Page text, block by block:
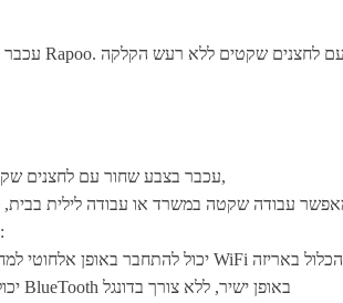
עכבר בצבע שחור עם לחצנים שקטים ללא רעש הקלקה,
העכבר הינו דו שימושי:
- יכול להתחבר באופן אלחוטי למחשב, באמצעות דונגל WiFi הכלול באריזה
- יכול להתחבר באמצעות BlueTooth באופן ישיר, ללא צורך בדונגל